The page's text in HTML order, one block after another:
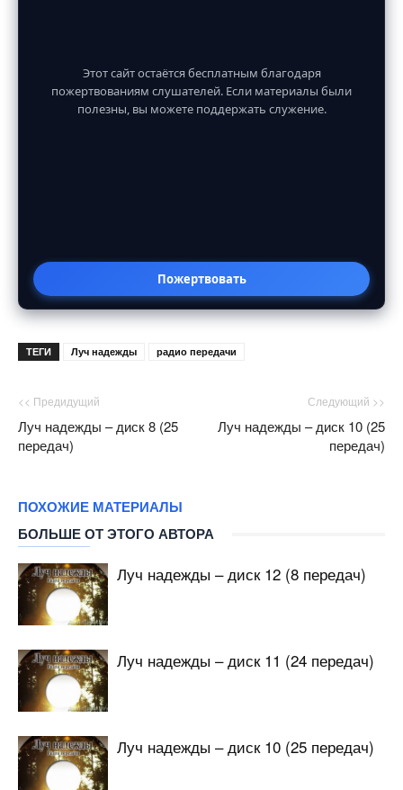
Этот сайт остаётся бесплатным благодаря
пожертвованиям слушателей. Если материалы были
полезны, вы можете поддержать служение.
Пожертвовать
ТЕГИ Луч надежды радио передачи
<< Предидущий
Луч надежды – диск 8 (25
передач)
Следующий >>
Луч надежды – диск 10 (25
передач)
ПОХОЖИЕ МАТЕРИАЛЫ
БОЛЬШЕ ОТ ЭТОГО АВТОРА
Луч надежды – диск 12 (8 передач)
Луч надежды – диск 11 (24 передач)
Луч надежды – диск 10 (25 передач)